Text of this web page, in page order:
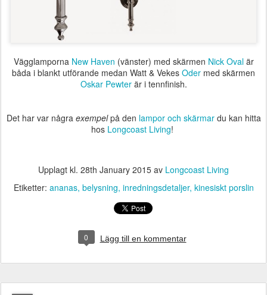
Vägglamporna New Haven (vänster) med skärmen Nick Ovalär
båda i blankt utförande medan Watt & Vekes Oder med skärmen
Oskar Pewterär i tennfinish.
Det har var några exempelpå den lampor och skärmardu kan hitta
hos Longcoast Living!
Upplagt kl. 28th January 2015 av Longcoast Living
Etiketter: ananas belysning inredningsdetaljer kinesiskt porslin
0 Lägg till en kommentar